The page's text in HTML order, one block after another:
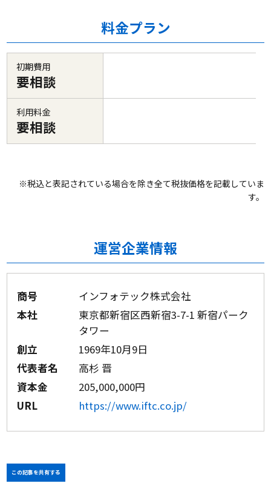
料金プラン
初期費用
要相談
利用料金
要相談
※税込と表記されている場合を除き全て税抜価格を記載していま
す。
運営企業情報
商号
インフォテック株式会社
本社
東京都新宿区西新宿3-7-1 新宿パーク
タワー
創立
1969年10月9日
代表者名
高杉 晋
資本金
205,000,000円
URL
https://www.iftc.co.jp/
この記事を共有する